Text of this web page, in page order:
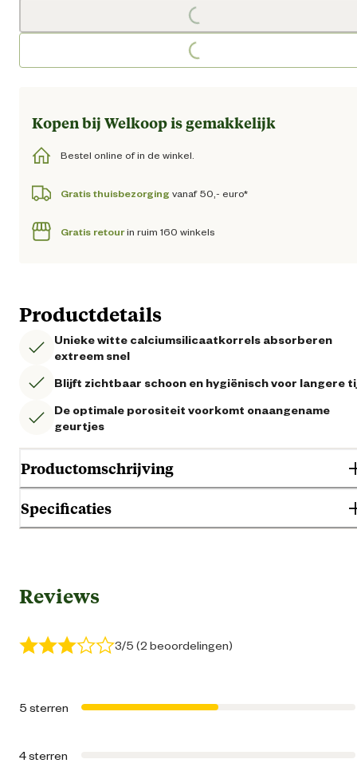
Loading...
Loading...
Kopen bij Welkoop is gemakkelijk
Bestel online of in de winkel.
Gratis thuisbezorging vanaf 50,- euro*
Gratis retourin ruim 160 winkels
Productdetails
Unieke witte calciumsilicaatkorrels absorberen
extreem snel
Blijft zichtbaar schoon en hygiënisch voor langere
De optimale porositeit voorkomt onaangename
geurtjes
Productomschrijving
Specificaties
Ean
Artikel breedte
Reviews
3/5 (2 beoordelingen)
5 sterren
4 sterren